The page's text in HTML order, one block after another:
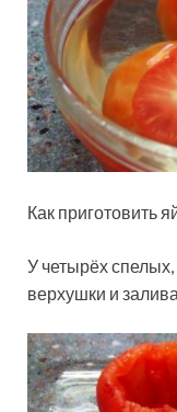
Как приготовить
У четырёх
верхушки и